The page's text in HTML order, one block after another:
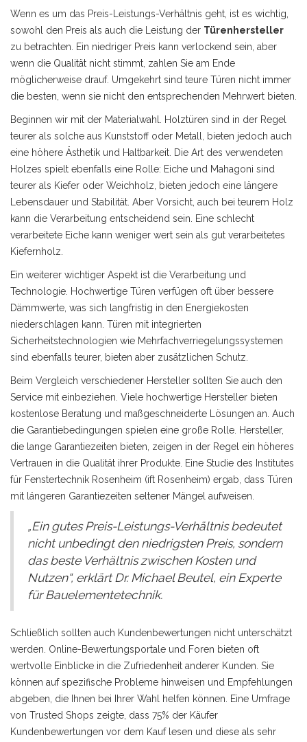
Wenn es um das Preis-Leistungs-Verhältnis geht, ist es wichtig,
sowohl den Preis als auch die Leistung der Türenhersteller
zu betrachten. Ein niedriger Preis kann verlockend sein, aber
wenn die Qualität nicht stimmt, zahlen Sie am Ende
möglicherweise drauf. Umgekehrt sind teure Türen nicht immer
die besten, wenn sie nicht den entsprechenden Mehrwert bieten.
Beginnen wir mit der Materialwahl. Holztüren sind in der Regel
teurer als solche aus Kunststoff oder Metall, bieten jedoch auch
eine höhere Ästhetik und Haltbarkeit. Die Art des verwendeten
Holzes spielt ebenfalls eine Rolle: Eiche und Mahagoni sind
teurer als Kiefer oder Weichholz, bieten jedoch eine längere
Lebensdauer und Stabilität. Aber Vorsicht, auch bei teurem Holz
kann die Verarbeitung entscheidend sein. Eine schlecht
verarbeitete Eiche kann weniger wert sein als gut verarbeitetes
Kiefernholz.
Ein weiterer wichtiger Aspekt ist die Verarbeitung und
Technologie. Hochwertige Türen verfügen oft über bessere
Dämmwerte, was sich langfristig in den Energiekosten
niederschlagen kann. Türen mit integrierten
Sicherheitstechnologien wie Mehrfachverriegelungssystemen
sind ebenfalls teurer, bieten aber zusätzlichen Schutz.
Beim Vergleich verschiedener Hersteller sollten Sie auch den
Service mit einbeziehen. Viele hochwertige Hersteller bieten
kostenlose Beratung und maßgeschneiderte Lösungen an. Auch
die Garantiebedingungen spielen eine große Rolle. Hersteller,
die lange Garantiezeiten bieten, zeigen in der Regel ein höheres
Vertrauen in die Qualität ihrer Produkte. Eine Studie des Institutes
für Fenstertechnik Rosenheim (ift Rosenheim) ergab, dass Türen
mit längeren Garantiezeiten seltener Mängel aufweisen.
„Ein gutes Preis-Leistungs-Verhältnis bedeutet
nicht unbedingt den niedrigsten Preis, sondern
das beste Verhältnis zwischen Kosten und
Nutzen“, erklärt Dr. Michael Beutel, ein Experte
für Bauelementetechnik.
Schließlich sollten auch Kundenbewertungen nicht unterschätzt
werden. Online-Bewertungsportale und Foren bieten oft
wertvolle Einblicke in die Zufriedenheit anderer Kunden. Sie
können auf spezifische Probleme hinweisen und Empfehlungen
abgeben, die Ihnen bei Ihrer Wahl helfen können. Eine Umfrage
von Trusted Shops zeigte, dass 75% der Käufer
Kundenbewertungen vor dem Kauf lesen und diese als sehr